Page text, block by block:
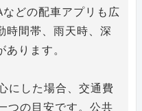
どの配車アプリも広
時間帯、雨天時、深
ります。
にした場合、交通費
つの目安です。公共